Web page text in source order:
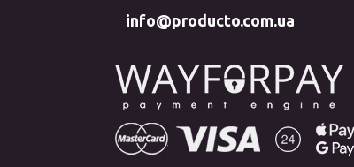
info@producto.com.ua